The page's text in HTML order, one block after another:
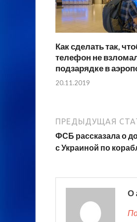
Как сделать так,
телефон не
подзарядке в
20.11.2019
ПРЕДЫДУЩАЯ
ФСБ рассказала о
с Украиной по
О